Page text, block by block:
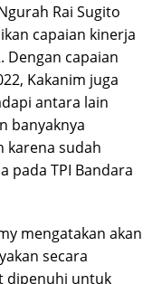
Rai Sugito
capaian kinerja
Dengan capaian
Kakanim juga
antara lain
banyaknya
karena sudah
pada TPI Bandara
mengatakan akan
secara
dipenuhi untuk